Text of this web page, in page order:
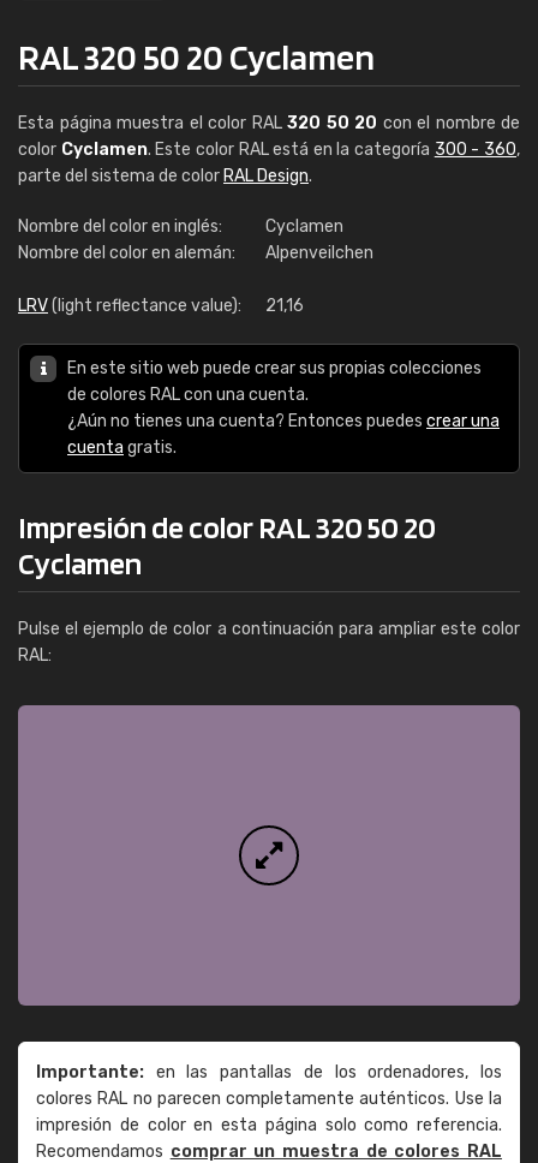
RAL 320 50 20 Cyclamen
Esta página muestra el color RAL 320 50 20 con el nombre de
color Cyclamen. Este color RAL está en la categoría 300 - 360,
parte del sistema de color RAL Design.
Nombre del color en inglés:
Cyclamen
Nombre del color en alemán:
Alpenveilchen
LRV(light reflectance value): 21,16
En este sitio web puede crear sus propias colecciones
de colores RAL con una cuenta.
¿Aún no tienes una cuenta? Entonces puedes crear una
cuenta gratis.
Impresión de color RAL 320 50 20
Cyclamen
Pulse el ejemplo de color a continuación para ampliar este color
RAL:
Importante: en las pantallas de los ordenadores, los
colores RAL no parecen completamente auténticos. Use la
impresión de color en esta página solo como referencia.
Recomendamos comprar un muestra de colores RAL